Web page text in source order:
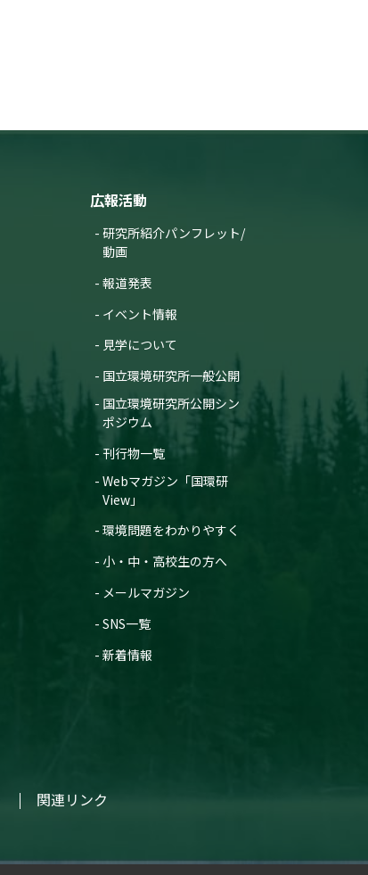
広報活動
研究所紹介パンフレット/
動画
報道発表
イベント情報
見学について
国立環境研究所一般公開
国立環境研究所公開シン
ポジウム
刊行物一覧
Webマガジン「国環研
View」
環境問題をわかりやすく
小・中・高校生の方へ
メールマガジン
SNS一覧
新着情報
関連リンク